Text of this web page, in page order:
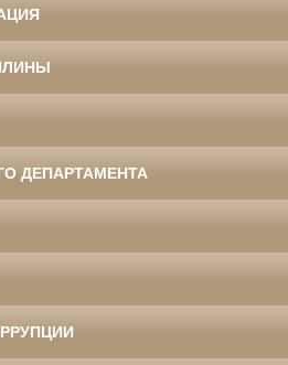
ДЕПАРТАМЕНТА